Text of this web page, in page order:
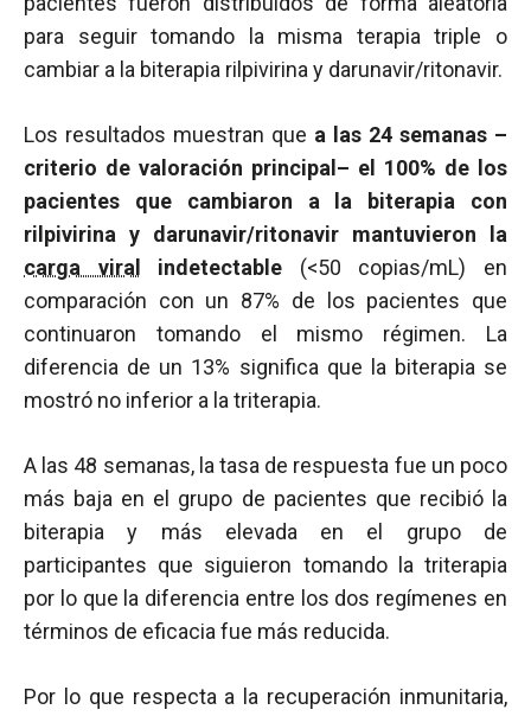
para seguir tomando la misma terapia triple o
cambiar a la biterapia rilpivirina y darunavir/ritonavir.
Los resultados muestran que a las 24 semanas –
criterio de valoración principal– el 100% de los
pacientes que cambiaron a la biterapia con
rilpivirina y darunavir/ritonavir mantuvieron la
carga viral
indetectable (<50 copias/mL) en
comparación con un 87% de los pacientes que
continuaron tomando el mismo régimen. La
diferencia de un 13% significa que la biterapia se
mostró no inferior a la triterapia.
A las 48 semanas, la tasa de respuesta fue un poco
más baja en el grupo de pacientes que recibió la
biterapia y más elevada en el grupo de
participantes que siguieron tomando la triterapia
por lo que la diferencia entre los dos regímenes en
términos de eficacia fue más reducida.
Por lo que respecta a la recuperación inmunitaria,